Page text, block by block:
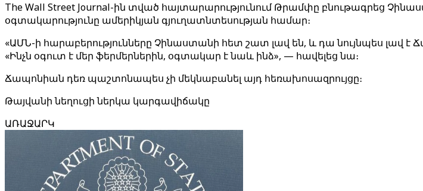
The Wall Street Journal-ին տված հայտարարությունում Թրամփը բնութագրեց
օգտակարությունը ամերիկյան գյուղատնտեսության համար։
«ԱՄՆ-ի հարաբերությունները Չինաստանի հետ շատ լավ են, և դա նույնպես լավ է
«Ինչն օգուտ է մեր ֆերմերներին, օգտակար է նաև ինձ», — հավելեց նա։
Ճապոնիան դեռ պաշտոնապես չի մեկնաբանել այդ հեռախոսազրույցը։
Թայվանի նեղուցի ներկա կարգավիճակը
ԱՌԱՋԱՐԿ